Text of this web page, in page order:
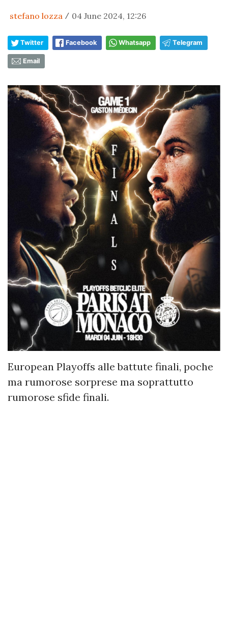
stefano lozza / 04 June 2024, 12:26
Twitter Facebook Whatsapp Telegram
Email
European Playoffs alle battute finali, poche
ma rumorose sorprese ma soprattutto
rumorose sfide finali.